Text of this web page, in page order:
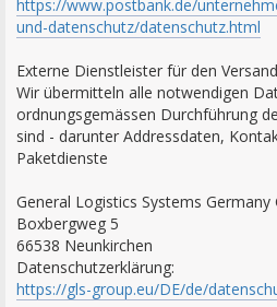
https://www.postbank.de/
und-datenschutz/datenschutz.html
Externe Dienstleister für den Versand
Wir übermitteln alle notwendigen
ordnungsgemässen Durchführung
sind - darunter Addressdaten,
Paketdienste
General Logistics Systems Germany
Boxbergweg 5
66538 Neunkirchen
Datenschutzerklärung:
https://gls-group.eu/DE/de/